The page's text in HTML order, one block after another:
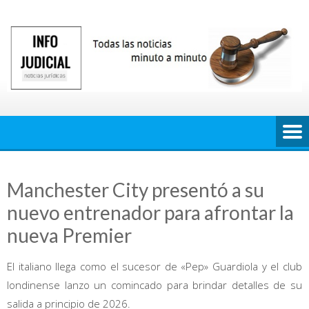
contenido
Manchester City presentó a su
nuevo entrenador para afrontar la
nueva Premier
El italiano llega como el sucesor de «Pep» Guardiola y el club
londinense lanzo un comincado para brindar detalles de su
salida a principio de 2026.